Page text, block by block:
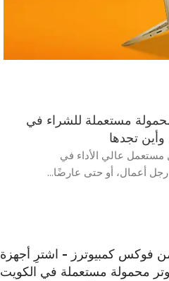
محمولة مستعملة للشراء في
تجدها
عالي الأداء في
أعمال، أو حتى عارضًا...
فوكس كمبيوترز - اشترِ أجهزة
محمولة مستعملة في الكويت